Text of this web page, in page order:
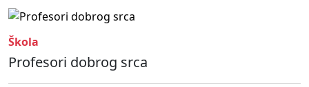
Škola
Profesori dobrog srca